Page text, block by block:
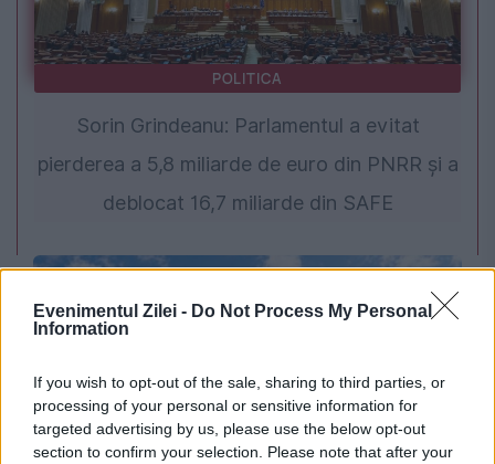
Evenimentul Zilei - Do Not Process My Personal
Information
If you wish to opt-out of the sale, sharing to third parties, or
processing of your personal or sensitive information for
targeted advertising by us, please use the below opt-out
section to confirm your selection. Please note that after your
POLITICA
Sorin Grindeanu: Parlamentul a evitat
pierderea a 5,8 miliarde de euro din PNRR și a
deblocat 16,7 miliarde din SAFE